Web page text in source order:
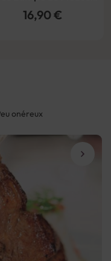
Bio 2024
16,90 €
onéreux